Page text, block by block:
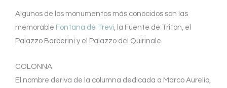
Algunos de los monumentos más conocidos son las
memorable Fontana de Trevi, la Fuente de Triton, el
Palazzo Barberini y el Palazzo del Quirinale.
COLONNA
El nombre deriva de la columna dedicada a Marco Aurelio,